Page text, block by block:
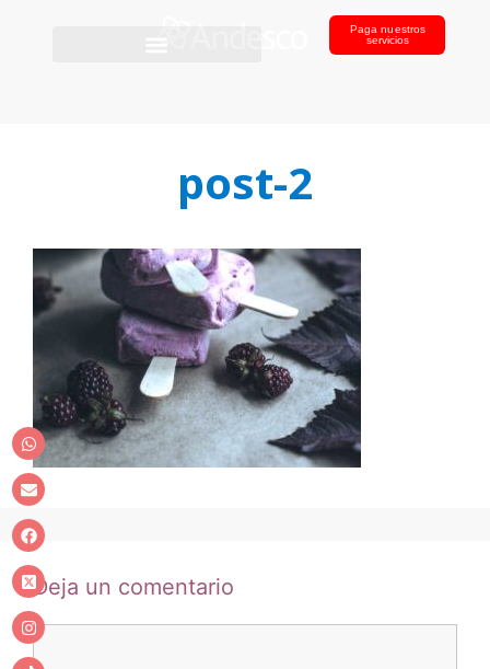
Paga nuestros
servicios
post-2
Deja un comentario